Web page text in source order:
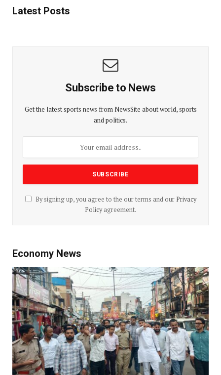
Latest Posts
Subscribe to News
Get the latest sports news from NewsSite about world, sports
and politics.
By signing up, you agree to the our terms and our Privacy
Policyagreement.
Economy News